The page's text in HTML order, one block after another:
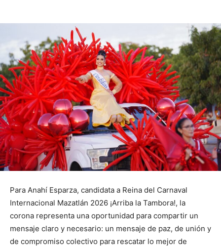
Para Anahí Esparza, candidata a Reina del Carnaval
Internacional Mazatlán 2026 ¡Arriba la Tambora!, la
corona representa una oportunidad para compartir un
mensaje claro y necesario: un mensaje de paz, de unión y
de compromiso colectivo para rescatar lo mejor de